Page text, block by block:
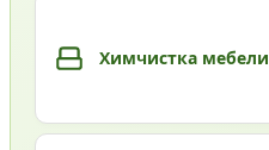
Химчистка мебели